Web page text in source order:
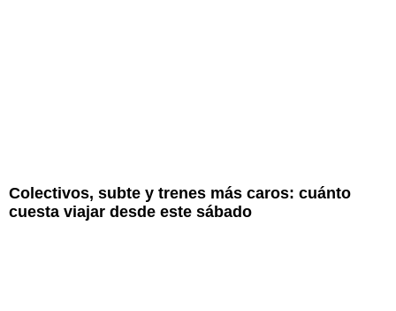
Colectivos, subte y trenes más caros: cuánto
cuesta viajar desde este sábado